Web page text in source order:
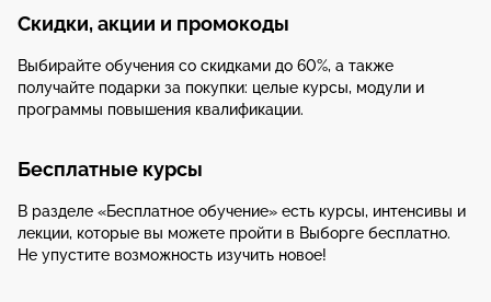
Скидки, акции и промокоды
Выбирайте обучения со скидками до 60%, а также
получайте подарки за покупки: целые курсы, модули и
программы повышения квалификации.
Бесплатные курсы
В разделе «Бесплатное обучение» есть курсы, интенсивы и
лекции, которые вы можете пройти в Выборге бесплатно.
Не упустите возможность изучить новое!